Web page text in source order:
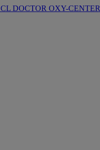
CL DOCTOR OXY-CENTER